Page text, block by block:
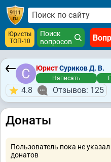
Юристы
ТОП-10
Поиск
вопросов
ЮристСуриков Д. В.
Написать
4.8 Отзывов: 125
Донаты
Пользователь пока не
донатов